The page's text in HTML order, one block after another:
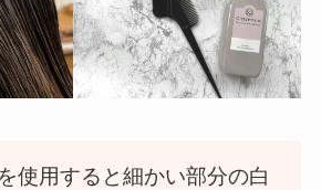
使用すると細かい部分の白